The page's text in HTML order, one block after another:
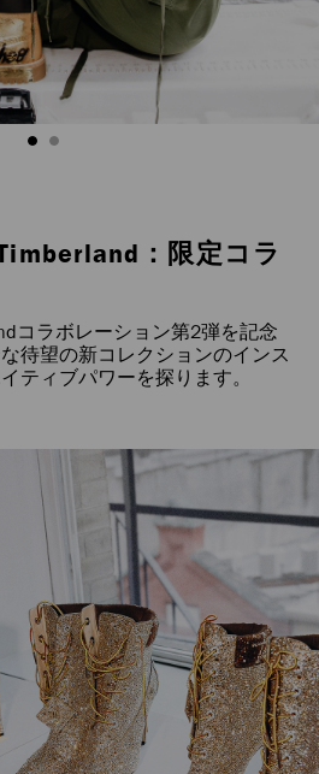
：限定コラ
コラボレーション第2弾を記念
待望の新コレクションのインス
ティブパワーを探ります。